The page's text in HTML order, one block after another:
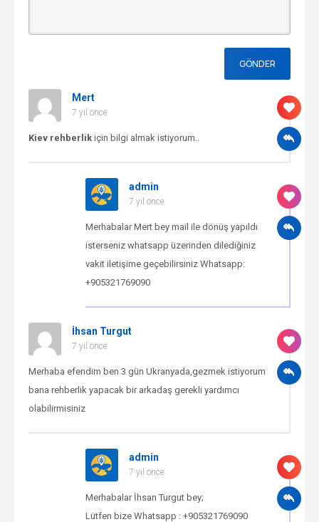
Mert
7 yıl önce
Kiev rehberlik için bilgi almak istiyorum..
admin
7 yıl önce
Merhabalar Mert bey mail ile dönüş yapıldı
isterseniz whatsapp üzerinden dilediğiniz
vakit iletişime geçebilirsiniz Whatsapp:
+905321769090
İhsan Turgut
7 yıl önce
Merhaba efendim ben 3 gün Ukranyada,gezmek istiyorum
bana rehberlik yapacak bir arkadaş gerekli yardımcı
olabilirmisiniz
admin
7 yıl önce
Merhabalar İhsan Turgut bey;
Lütfen bize Whatsapp : +905321769090